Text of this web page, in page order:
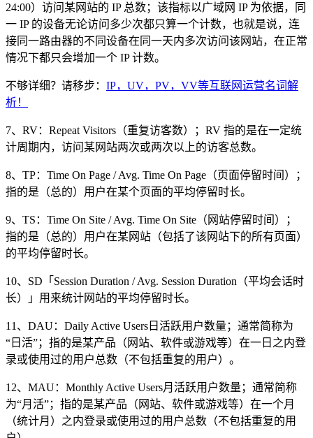
24:00）访问某网站的 IP 总数；该指标以广域网 IP 为依据，同
一 IP 的设备无论访问多少次都只算一个计数，也就是说，连
接同一路由器的不同设备在同一天内多次访问该网站，在正常
情况下都只会增加一个 IP 计数。
不够详细？请移步： IP，UV，PV，VV等互联网运营名词解
析！
7、RV：Repeat Visitors（重复访客数）；RV 指的是在一定统
计周期内，访问某网站两次或两次以上的访客总数。
8、TP：Time On Page / Avg. Time On Page（页面停留时间）；
指的是（总的）用户在某个页面的平均停留时长。
9、TS：Time On Site / Avg. Time On Site（网站停留时间）；
指的是（总的）用户在某网站（包括了该网站下的所有页面）
的平均停留时长。
10、SD「Session Duration / Avg. Session Duration（平均会话时
长）」用来统计网站的平均停留时长。
11、DAU：Daily Active Users日活跃用户数量；通常简称为
“日活”；指的是某产品（网站、软件或游戏等）在一日之内登
录或使用过的用户总数（不包括重复的用户）。
12、MAU：Monthly Active Users月活跃用户数量；通常简称
为“月活”；指的是某产品（网站、软件或游戏等）在一个月
（统计月）之内登录或使用过的用户总数（不包括重复的用